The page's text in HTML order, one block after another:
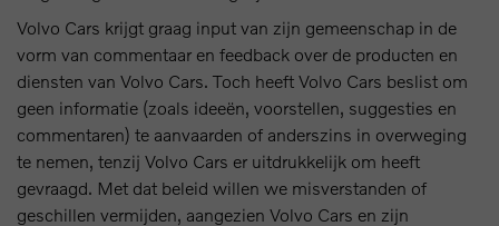
Volvo Cars krijgt graag input van zijn gemeenschap in de
vorm van commentaar en feedback over de producten en
diensten van Volvo Cars. Toch heeft Volvo Cars beslist om
geen informatie (zoals ideeën, voorstellen, suggesties en
commentaren) te aanvaarden of anderszins in overweging
te nemen, tenzij Volvo Cars er uitdrukkelijk om heeft
gevraagd. Met dat beleid willen we misverstanden of
geschillen vermijden, aangezien Volvo Cars en zijn